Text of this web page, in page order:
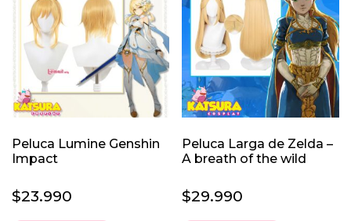
Peluca Lumine Genshin
Impact
$23.990
Peluca Larga de Zelda –
A breath of the wild
$29.990